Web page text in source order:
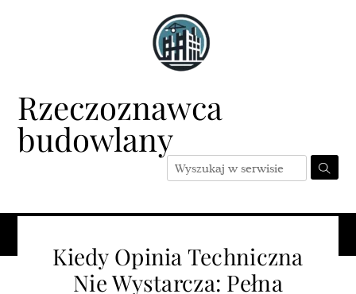
Rzeczoznawca
budowlany
Kiedy Opinia Techniczna
Nie Wystarcza: Pełna